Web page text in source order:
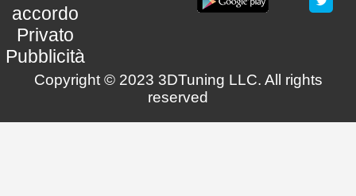
accordo
Privato
Pubblicità
Copyright © 2023 3DTuning LLC. All rights
reserved